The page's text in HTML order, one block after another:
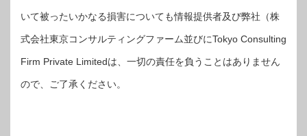
いて被ったいかなる損害についても情報提供者及び弊社（株
式会社東京コンサルティングファーム並びにTokyo Consulting
Firm Private Limitedは、一切の責任を負うことはありません
ので、ご了承ください。